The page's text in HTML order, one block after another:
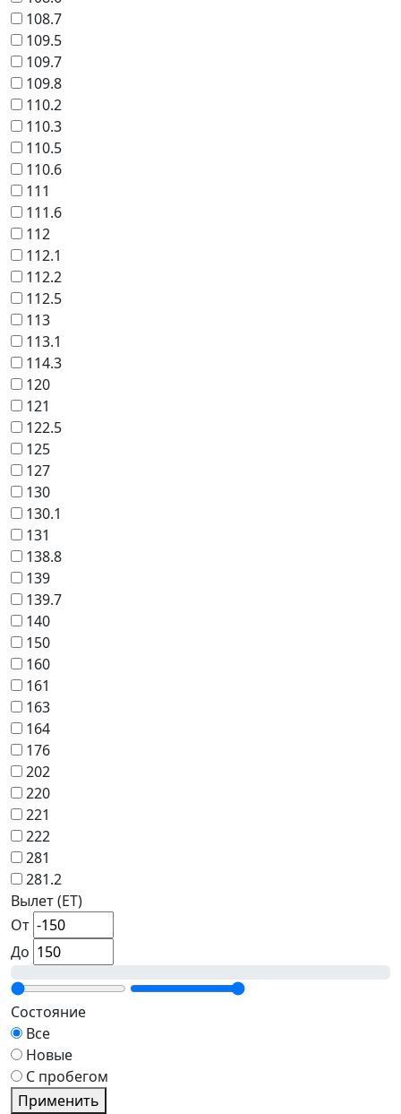
108.7
109.5
109.7
109.8
110.2
110.3
110.5
110.6
111
111.6
112
112.1
112.2
112.5
113
113.1
114.3
120
121
122.5
125
127
130
130.1
131
138.8
139
139.7
140
150
160
161
163
164
176
202
220
221
222
281
281.2
Вылет (ET)
От
До
Состояние
Все
Новые
С пробегом
Применить